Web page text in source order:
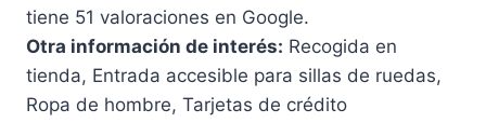
tiene 51 valoraciones en Google.
Otra información de interés: Recogida en
tienda, Entrada accesible para sillas de ruedas,
Ropa de hombre, Tarjetas de crédito